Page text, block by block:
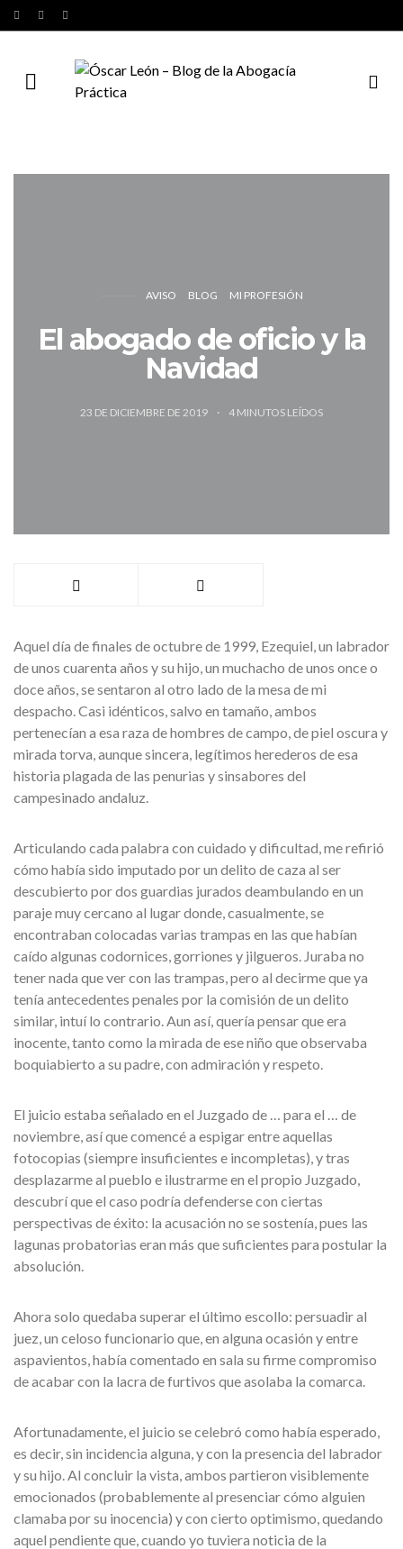
AVISO BLOG MI PROFESIÓN
El abogado de oficio y la
Navidad
23 DE DICIEMBRE DE 2019 4 MINUTOS LEÍDOS
Aquel día de finales de octubre de 1999, Ezequiel, un labrador
de unos cuarenta años y su hijo, un muchacho de unos once o
doce años, se sentaron al otro lado de la mesa de mi
despacho. Casi idénticos, salvo en tamaño, ambos
pertenecían a esa raza de hombres de campo, de piel oscura y
mirada torva, aunque sincera, legítimos herederos de esa
historia plagada de las penurias y sinsabores del
campesinado andaluz.
Articulando cada palabra con cuidado y dificultad, me refirió
cómo había sido imputado por un delito de caza al ser
descubierto por dos guardias jurados deambulando en un
paraje muy cercano al lugar donde, casualmente, se
encontraban colocadas varias trampas en las que habían
caído algunas codornices, gorriones y jilgueros. Juraba no
tener nada que ver con las trampas, pero al decirme que ya
tenía antecedentes penales por la comisión de un delito
similar, intuí lo contrario. Aun así, quería pensar que era
inocente, tanto como la mirada de ese niño que observaba
boquiabierto a su padre, con admiración y respeto.
El juicio estaba señalado en el Juzgado de … para el … de
noviembre, así que comencé a espigar entre aquellas
fotocopias (siempre insuficientes e incompletas), y tras
desplazarme al pueblo e ilustrarme en el propio Juzgado,
descubrí que el caso podría defenderse con ciertas
perspectivas de éxito: la acusación no se sostenía, pues las
lagunas probatorias eran más que suficientes para postular la
absolución.
Ahora solo quedaba superar el último escollo: persuadir al
juez, un celoso funcionario que, en alguna ocasión y entre
aspavientos, había comentado en sala su firme compromiso
de acabar con la lacra de furtivos que asolaba la comarca.
Afortunadamente, el juicio se celebró como había esperado,
es decir, sin incidencia alguna, y con la presencia del labrador
y su hijo. Al concluir la vista, ambos partieron visiblemente
emocionados (probablemente al presenciar cómo alguien
clamaba por su inocencia) y con cierto optimismo, quedando
aquel pendiente que, cuando yo tuviera noticia de la